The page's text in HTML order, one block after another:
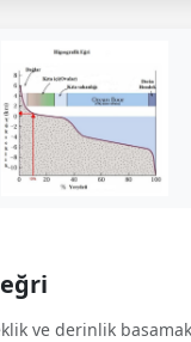
ve derinlik